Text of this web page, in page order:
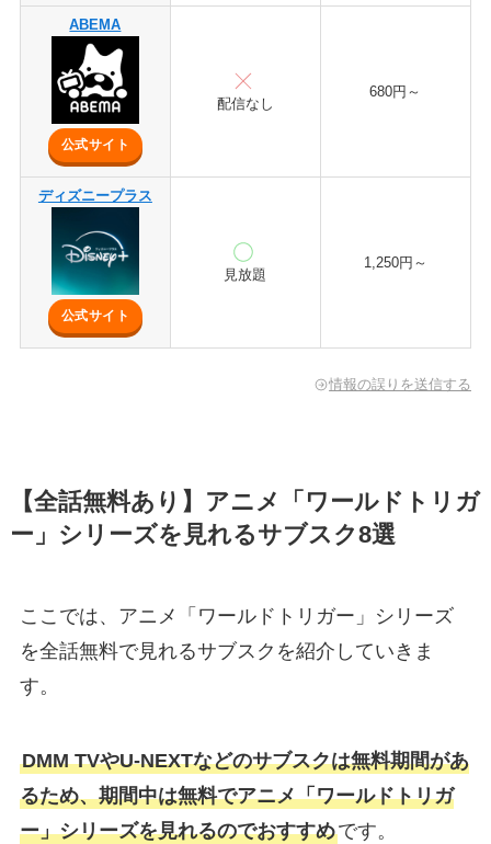
ABEMA
公式サイト
配信なし
680円～
ディズニープラス
公式サイト
見放題
1,250円～
情報の誤りを送信する
【全話無料あり】アニメ「ワールドトリガ
ー」シリーズを見れるサブスク8選
ここでは、アニメ「ワールドトリガー」シリーズ
を全話無料で見れるサブスクを紹介していきま
す。
DMM TVやU-NEXTなどのサブスクは無料期間があ
るため、期間中は無料でアニメ「ワールドトリガ
ー」シリーズを見れるのでおすすめです。